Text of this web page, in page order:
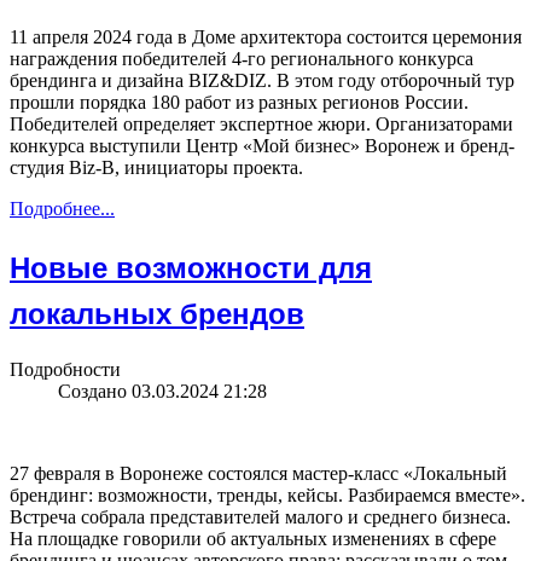
11 апреля 2024 года в Доме архитектора состоится церемония
награждения победителей 4-го регионального конкурса
брендинга и дизайна BIZ&DIZ. В этом году отборочный тур
прошли порядка 180 работ из разных регионов России.
Победителей определяет экспертное жюри. Организаторами
конкурса выступили Центр «Мой бизнес» Воронеж и бренд-
студия Biz-B, инициаторы проекта.
Подробнее...
Новые возможности для
локальных брендов
Подробности
Создано 03.03.2024 21:28
27 февраля в Воронеже состоялся мастер-класс «Локальный
брендинг: возможности, тренды, кейсы. Разбираемся вместе».
Встреча собрала представителей малого и среднего бизнеса.
На площадке говорили об актуальных изменениях в сфере